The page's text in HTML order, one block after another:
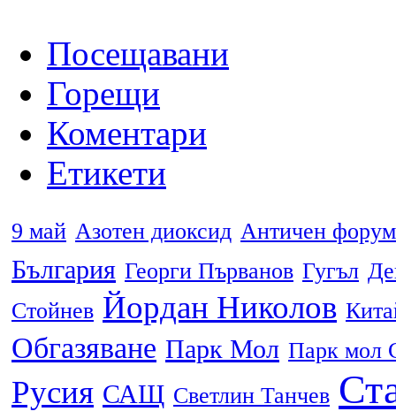
Посещавани
Горещи
Коментари
Етикети
9 май Азотен диоксид Античен форум
България Георги Първанов Гугъл
Стойнев Йордан Николов
Обгазяване Парк Мол Парк мол
Русия САЩ Светлин Танчев